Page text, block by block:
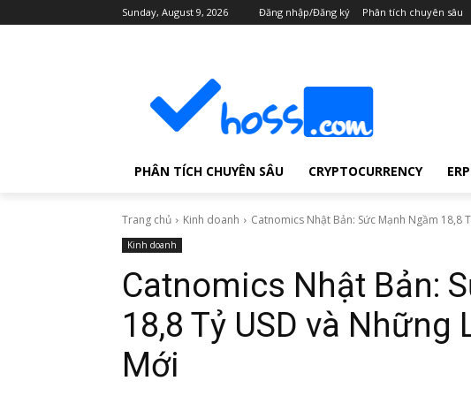
Sunday, August 9, 2026 Đăng nhập/Đăng ký Phân tích chuyên sâu
PHÂN TÍCH CHUYÊN SÂU CRYPTOCURRENCY ERP
Trang chủ Kinh doanh Catnomics Nhật Bản: Sức Mạnh Ngầm 18,8
Kinh doanh
Catnomics Nhật Bản:
18,8 Tỷ USD và
Mới